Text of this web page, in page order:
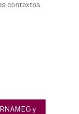
contextos.
y